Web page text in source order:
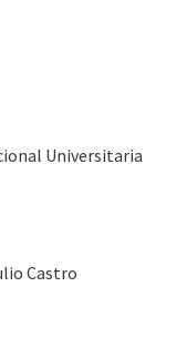
Universitaria
Castro